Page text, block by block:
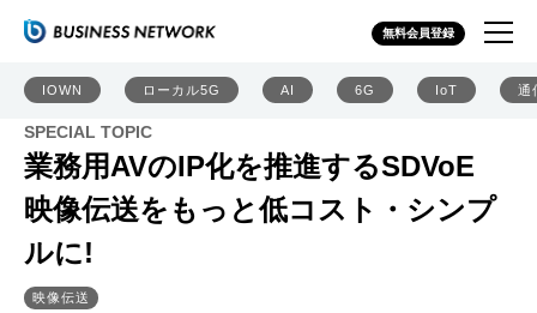
無料会員登録
IOWN ローカル5G AI 6G IoT 通
SPECIAL TOPIC
業務用AVのIP化を推進するSDVoE
映像伝送をもっと低コスト・シンプ
ルに!
映像伝送